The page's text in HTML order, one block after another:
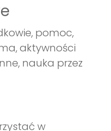
pomoc,
aktywności
nauka przez
w